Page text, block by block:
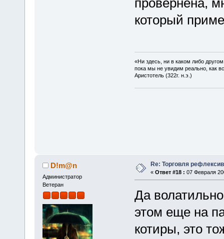
провернена,
который
«Ни здесь, ни в каком либо
пока мы не увидим реально, как
Аристотель (322г. н.э.)
D!m@n
Администратор
Ветеран
Re: Торговля
« Ответ #18 : 07 Февраля
Да
этом еще на
котиры, это